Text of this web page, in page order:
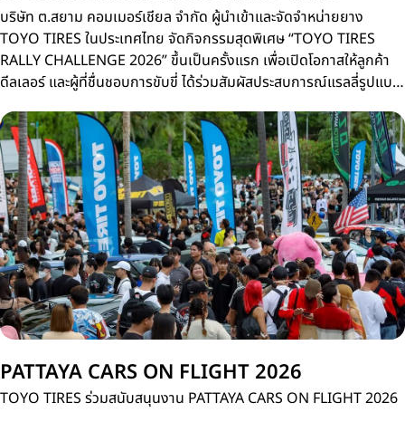
บริษัท ต.สยาม คอมเมอร์เชียล จำกัด ผู้นำเข้าและจัดจำหน่ายยาง
TOYO TIRES ในประเทศไทย จัดกิจกรรมสุดพิเศษ “TOYO TIRES
RALLY CHALLENGE 2026” ขึ้นเป็นครั้งแรก เพื่อเปิดโอกาสให้ลูกค้า
ดีลเลอร์ และผู้ที่ชื่นชอบการขับขี่ ได้ร่วมสัมผัสประสบการณ์แรลลี่รูปแบบ
Championship 2026 (TRRC) ศึกรถยนต์แรลลี่ทางฝุ่นชิงแชมป์
ประเทศไทย
PATTAYA CARS ON FLIGHT 2026
TOYO TIRES ร่วมสนับสนุนงาน PATTAYA CARS ON FLIGHT 2026